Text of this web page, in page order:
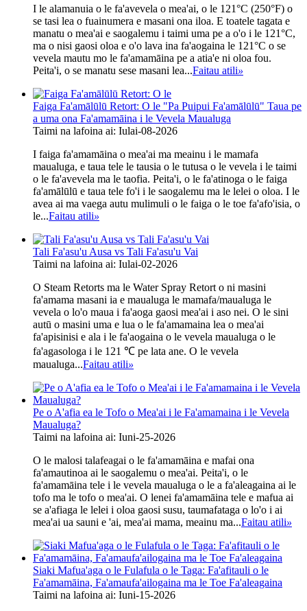
I le alamanuia o le fa'avevela o mea'ai, o le 121°C (250°F) o
se tasi lea o fuainumera e masani ona iloa. E toatele tagata e
manatu o mea'ai e saogalemu i taimi uma pe a o'o i le 121°C,
ma o nisi gaosi oloa e o'o lava ina fa'aogaina le 121°C o se
vevela mautu mo le fa'amamāina pe a atia'e ni oloa fou.
Peita'i, o se manatu sese masani lea...Faitau atili»
Faiga Fa'amālūlū Retort: ​​O le "Pa Puipui Fa'amālūlū" Taua pe
a uma ona Fa'amamāina i le Vevela Maualuga
Taimi na lafoina ai: Iulai-08-2026
I faiga fa'amamāina o mea'ai ma meainu i le mamafa
maualuga, e taua tele le tausia o le tutusa o le vevela i le taimi
o le fa'avevela ma le taofia. Peita'i, o le fa'atinoga o le faiga
fa'amālūlū e taua tele fo'i i le saogalemu ma le lelei o oloa. I le
avea ai ma vaega autu mulimuli o le faiga o le toe fa'afo'isia, o
le...Faitau atili»
Tali Fa'asu'u Ausa vs Tali Fa'asu'u Vai
Taimi na lafoina ai: Iulai-02-2026
O Steam Retorts ma le Water Spray Retort o ni masini
fa'amama masani ia e maualuga le mamafa/maualuga le
vevela o lo'o maua i fa'aoga gaosi mea'ai i aso nei. O le sini
autū o masini uma e lua o le fa'amamaina lea o mea'ai
fa'apisinisi e ala i le fa'aogaina o le vevela maualuga o le
fa'agasologa i le 121 ℃ pe lata ane. O le vevela
maualuga...Faitau atili»
Pe o A'afia ea le Tofo o Mea'ai i le Fa'amamaina i le Vevela
Maualuga?
Taimi na lafoina ai: Iuni-25-2026
O le malosi talafeagai o le fa'amamāina e mafai ona
fa'amautinoa ai le saogalemu o mea'ai. Peita'i, o le
fa'amamāina tele i le vevela maualuga o le a fa'aleagaina ai le
tofo ma le tofo o mea'ai. O lenei fa'amamāina tele e mafua ai
se a'afiaga le lelei i oloa gaosi susu, taumafataga o lo'o i ai
mea'ai ua sauni e 'ai, mea'ai mama, meainu ma...Faitau atili»
Siaki Mafua'aga o le Fulafula o le Taga: Fa'afitauli o le
Fa'amamāina, Fa'amaufa'ailogaina ma le Toe Fa'aleagaina
Taimi na lafoina ai: Iuni-15-2026